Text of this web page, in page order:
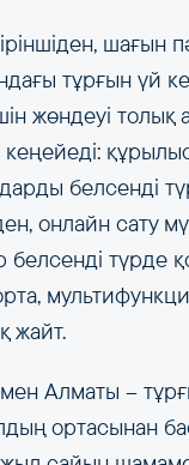
тұрғын үй
толық
белсенді
онлайн сату
түрде
жайт.
мен Алматы –
ортасынан